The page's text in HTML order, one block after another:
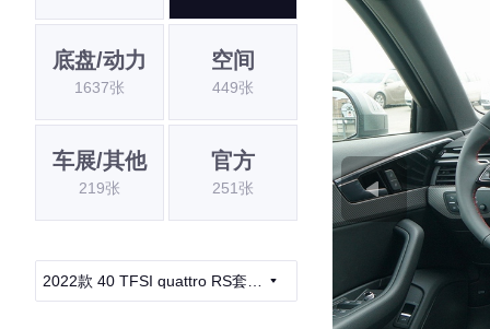
底盘/动力
1637张
空间
449张
车展/其他
219张
官方
251张
2022款 40 TFSI quattro RS套件